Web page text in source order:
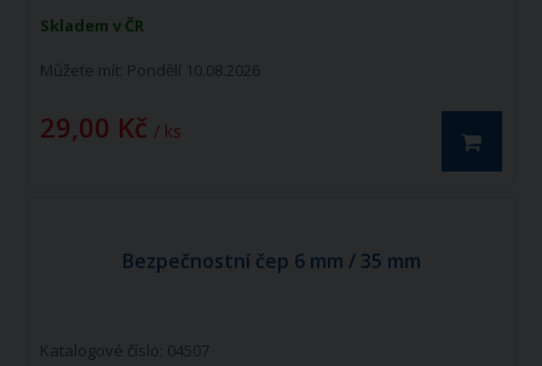
Skladem v ČR
Můžete mít: Pondělí 10.08.2026
29,00 Kč / ks
Bezpečnostní čep 6 mm / 35 mm
Katalogové číslo: 04507